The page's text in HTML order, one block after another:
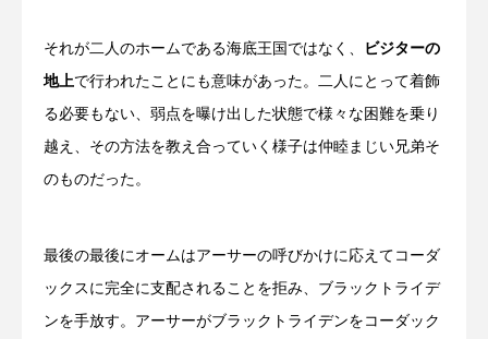
それが二人のホームである海底王国ではなく、 ビジターの
地上で行われたことにも意味があった。二人にとって着飾
る必要もない、弱点を曝け出した状態で様々な困難を乗り
越え、その方法を教え合っていく様子は仲睦まじい兄弟そ
のものだった。
最後の最後にオームはアーサーの呼びかけに応えてコーダ
ックスに完全に支配されることを拒み、ブラックトライデ
ンを手放す。アーサーがブラックトライデンをコーダック